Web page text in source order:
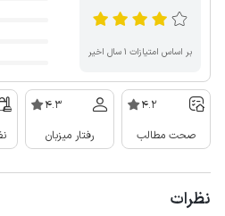
بر اساس امتیازات ۱ سال اخیر
4.2
صحت مطالب
4.3
رفتار میزبان
نظرات